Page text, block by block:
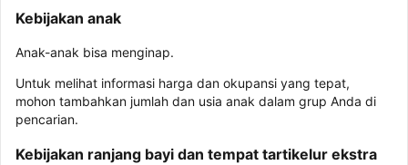
Kebijakan anak
Anak-anak bisa menginap.
Untuk melihat informasi harga dan okupansi yang tepat,
mohon tambahkan jumlah dan usia anak dalam grup Anda di
pencarian.
Kebijakan ranjang bayi dan tempat tartikelur ekstra